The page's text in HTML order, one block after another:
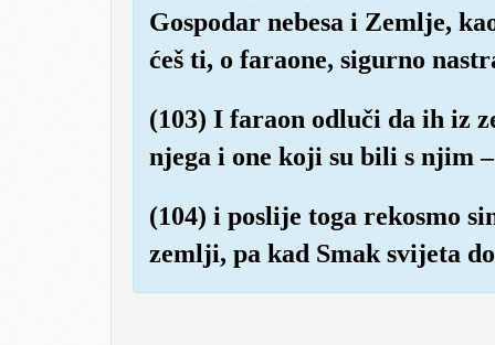
Gospodar nebesa i Zemlje,
ćeš ti, o faraone, sigurno
(103) I faraon odluči da ih iz
njega i one koji su bili s njim –
(104) i poslije toga rekosmo
zemlji, pa kad Smak svijeta